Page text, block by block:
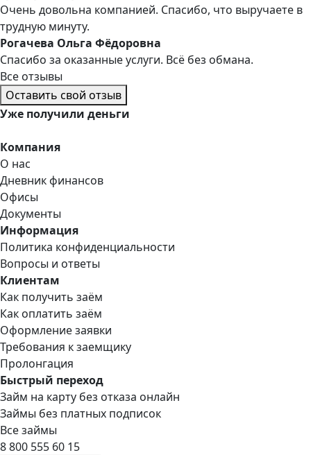
Очень довольна компанией. Спасибо, что выручаете в
трудную минуту.
Рогачева Ольга Фёдоровна
Спасибо за оказанные услуги. Всё без обмана.
Все отзывы
Оставить свой отзыв
Уже получили деньги
Компания
О нас
Дневник финансов
Офисы
Документы
Информация
Политика конфиденциальности
Вопросы и ответы
Клиентам
Как получить заём
Как оплатить заём
Оформление заявки
Требования к заемщику
Пролонгация
Быстрый переход
Займ на карту без отказа онлайн
Займы без платных подписок
Все займы
8 800 555 60 15